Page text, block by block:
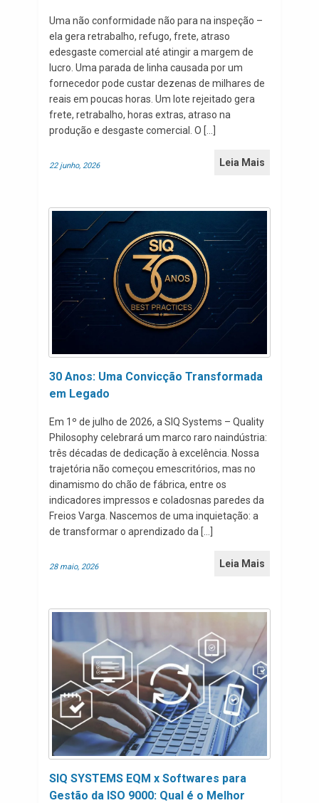
Uma não conformidade não para na inspeção –
ela gera retrabalho, refugo, frete, atraso
edesgaste comercial até atingir a margem de
lucro. Uma parada de linha causada por um
fornecedor pode custar dezenas de milhares de
reais em poucas horas. Um lote rejeitado gera
frete, retrabalho, horas extras, atraso na
produção e desgaste comercial. O […]
22 junho, 2026 Leia Mais
30 Anos: Uma Convicção Transformada
em Legado
Em 1º de julho de 2026, a SIQ Systems – Quality
Philosophy celebrará um marco raro naindústria:
três décadas de dedicação à excelência. Nossa
trajetória não começou emescritórios, mas no
dinamismo do chão de fábrica, entre os
indicadores impressos e coladosnas paredes da
Freios Varga. Nascemos de uma inquietação: a
de transformar o aprendizado da […]
28 maio, 2026 Leia Mais
SIQ SYSTEMS EQM x Softwares para
Gestão da ISO 9000: Qual é o Melhor